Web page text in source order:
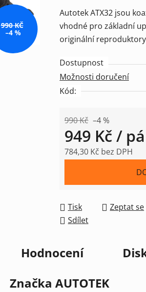
je
0,0
z
hvězdiček.
Autotek ATX32 jsou
vhodné pro základní
originální
Dostupnost
Možnosti doručení
Kód:
990 Kč –4 %
949 Kč /
784,30 Kč bez DPH
Tisk Zeptat se
Sdílet
990 KČ
–4 %
Hodnocení
Značka AUTOTEK